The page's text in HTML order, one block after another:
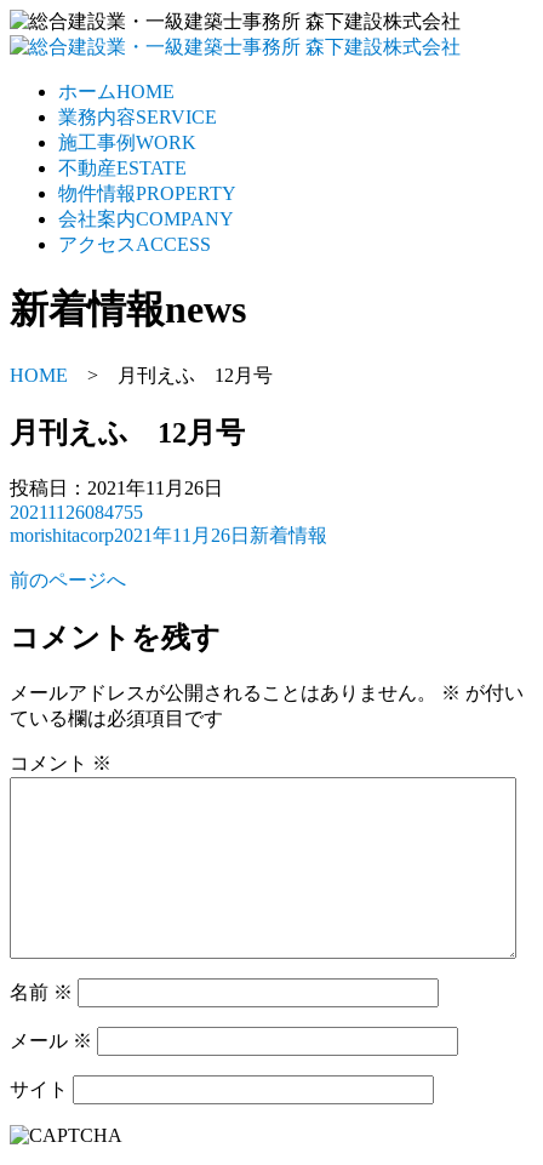
ホームHOME
業務内容SERVICE
施工事例WORK
不動産ESTATE
物件情報PROPERTY
会社案内COMPANY
アクセスACCESS
新着情報news
HOME > 月刊えふ 12月号
月刊えふ 12月号
投稿日：2021年11月26日
20211126084755
投
者
morishitacorp
投
2021年11月26日
カ
新着情報
前のページへ
コメントを残す
メールアドレスが公開されることはありません。 ※ が付い
ている欄は必須項目です
コメント ※
名前 ※
メール ※
サイト